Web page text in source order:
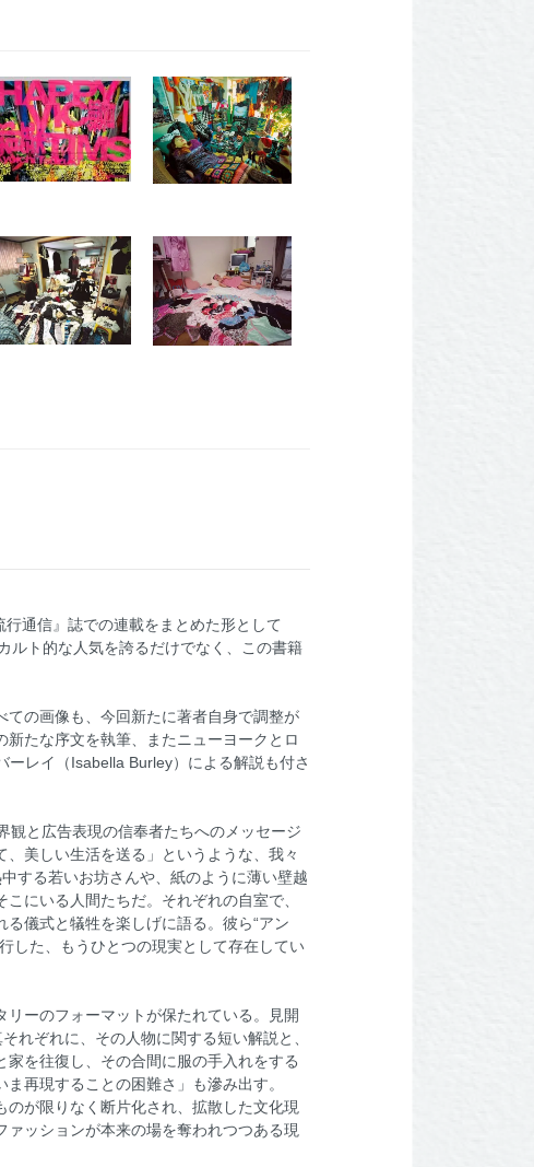
通信』誌での連載をまとめた形として
ルト的な人気を誇るだけでなく、この書籍
の画像も、今回新たに著者自身で調整が
たな序文を執筆、またニューヨークとロ
レイ（Isabella Burley）による解説も付さ
観と広告表現の信奉者たちへのメッセージ
美しい生活を送る」というような、我々
する若いお坊さんや、紙のように薄い壁越
にいる人間たちだ。それぞれの自室で、
儀式と犠牲を楽しげに語る。彼ら“アン
した、もうひとつの現実として存在してい
ーのフォーマットが保たれている。見開
れぞれに、その人物に関する短い解説と、
を往復し、その合間に服の手入れをする
再現することの困難さ」も滲み出す。
が限りなく断片化され、拡散した文化現
ッションが本来の場を奪われつつある現